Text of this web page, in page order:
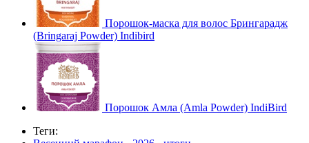
Порошок-маска для волос Брингарадж
(Bringaraj Powder) Indibird
Порошок Амла (Amla Powder) IndiBird
Теги: